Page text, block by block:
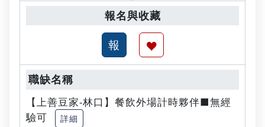
【上善豆家-林口】餐飲外場計時夥伴■無經
驗可
詳細